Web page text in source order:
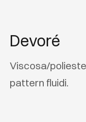
Devoré
Viscosa/
pattern fluidi.